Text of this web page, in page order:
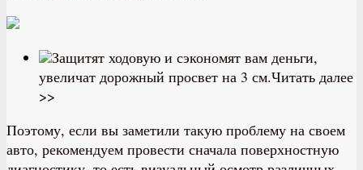
Защитят ходовую и сэкономят вам деньги,
увеличат дорожный просвет на 3 см.Читать далее
>>
Поэтому, если вы заметили такую проблему на своем
авто, рекомендуем провести сначала поверхностную